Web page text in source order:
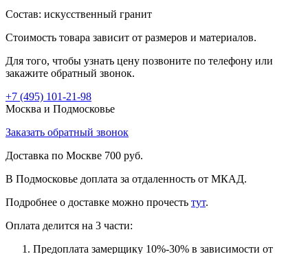
Состав: искусственный гранит
Стоимость товара зависит от размеров и материалов.
Для того, чтобы узнать цену позвоните по телефону или
закажите обратный звонок.
+7 (495) 101-21-98
Москва и Подмосковье
Заказать обратный звонок
Доставка по Москве 700 руб.
В Подмосковье доплата за отдаленность от МКАД.
Подробнее о доставке можно прочеcть тут.
Оплата делится на 3 части:
Предоплата замерщику 10%-30% в зависимости от